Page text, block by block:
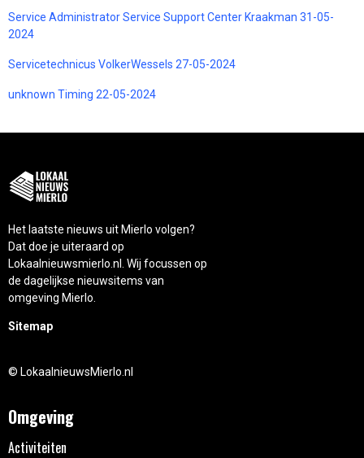
Service Administrator Service Support Center Kraakman 31-05-
2024
Servicetechnicus VolkerWessels 27-05-2024
unknown Timing 22-05-2024
Het laatste nieuws uit Mierlo volgen?
Dat doe je uiteraard op
Lokaalnieuwsmierlo.nl. Wij focussen op
de dagelijkse nieuwsitems van
omgeving Mierlo.
Sitemap
© LokaalnieuwsMierlo.nl
Omgeving
Activiteiten